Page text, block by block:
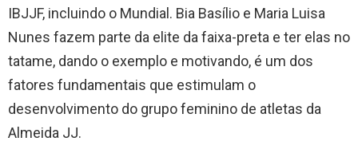
IBJJF, incluindo o Mundial. Bia Basílio e Maria Luisa
Nunes fazem parte da elite da faixa-preta e ter elas no
tatame, dando o exemplo e motivando, é um dos
fatores fundamentais que estimulam o
desenvolvimento do grupo feminino de atletas da
Almeida JJ.